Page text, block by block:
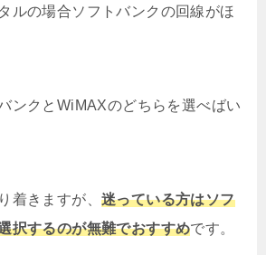
ルの場合ソフトバンクの回線がほ
ンクとWiMAXのどちらを選べばい
着きますが、 迷っている方はソフ
択するのが無難でおすすめです。